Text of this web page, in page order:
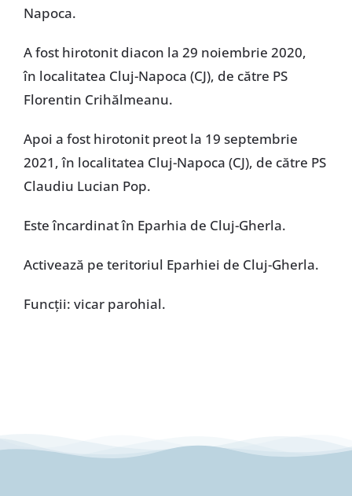
Napoca.
A fost hirotonit diacon la 29 noiembrie 2020,
în localitatea Cluj-Napoca (CJ), de către PS
Florentin Crihălmeanu.
Apoi a fost hirotonit preot la 19 septembrie
2021, în localitatea Cluj-Napoca (CJ), de către PS
Claudiu Lucian Pop.
Este încardinat în Eparhia de Cluj-Gherla.
Activează pe teritoriul Eparhiei de Cluj-Gherla.
Funcţii: vicar parohial.